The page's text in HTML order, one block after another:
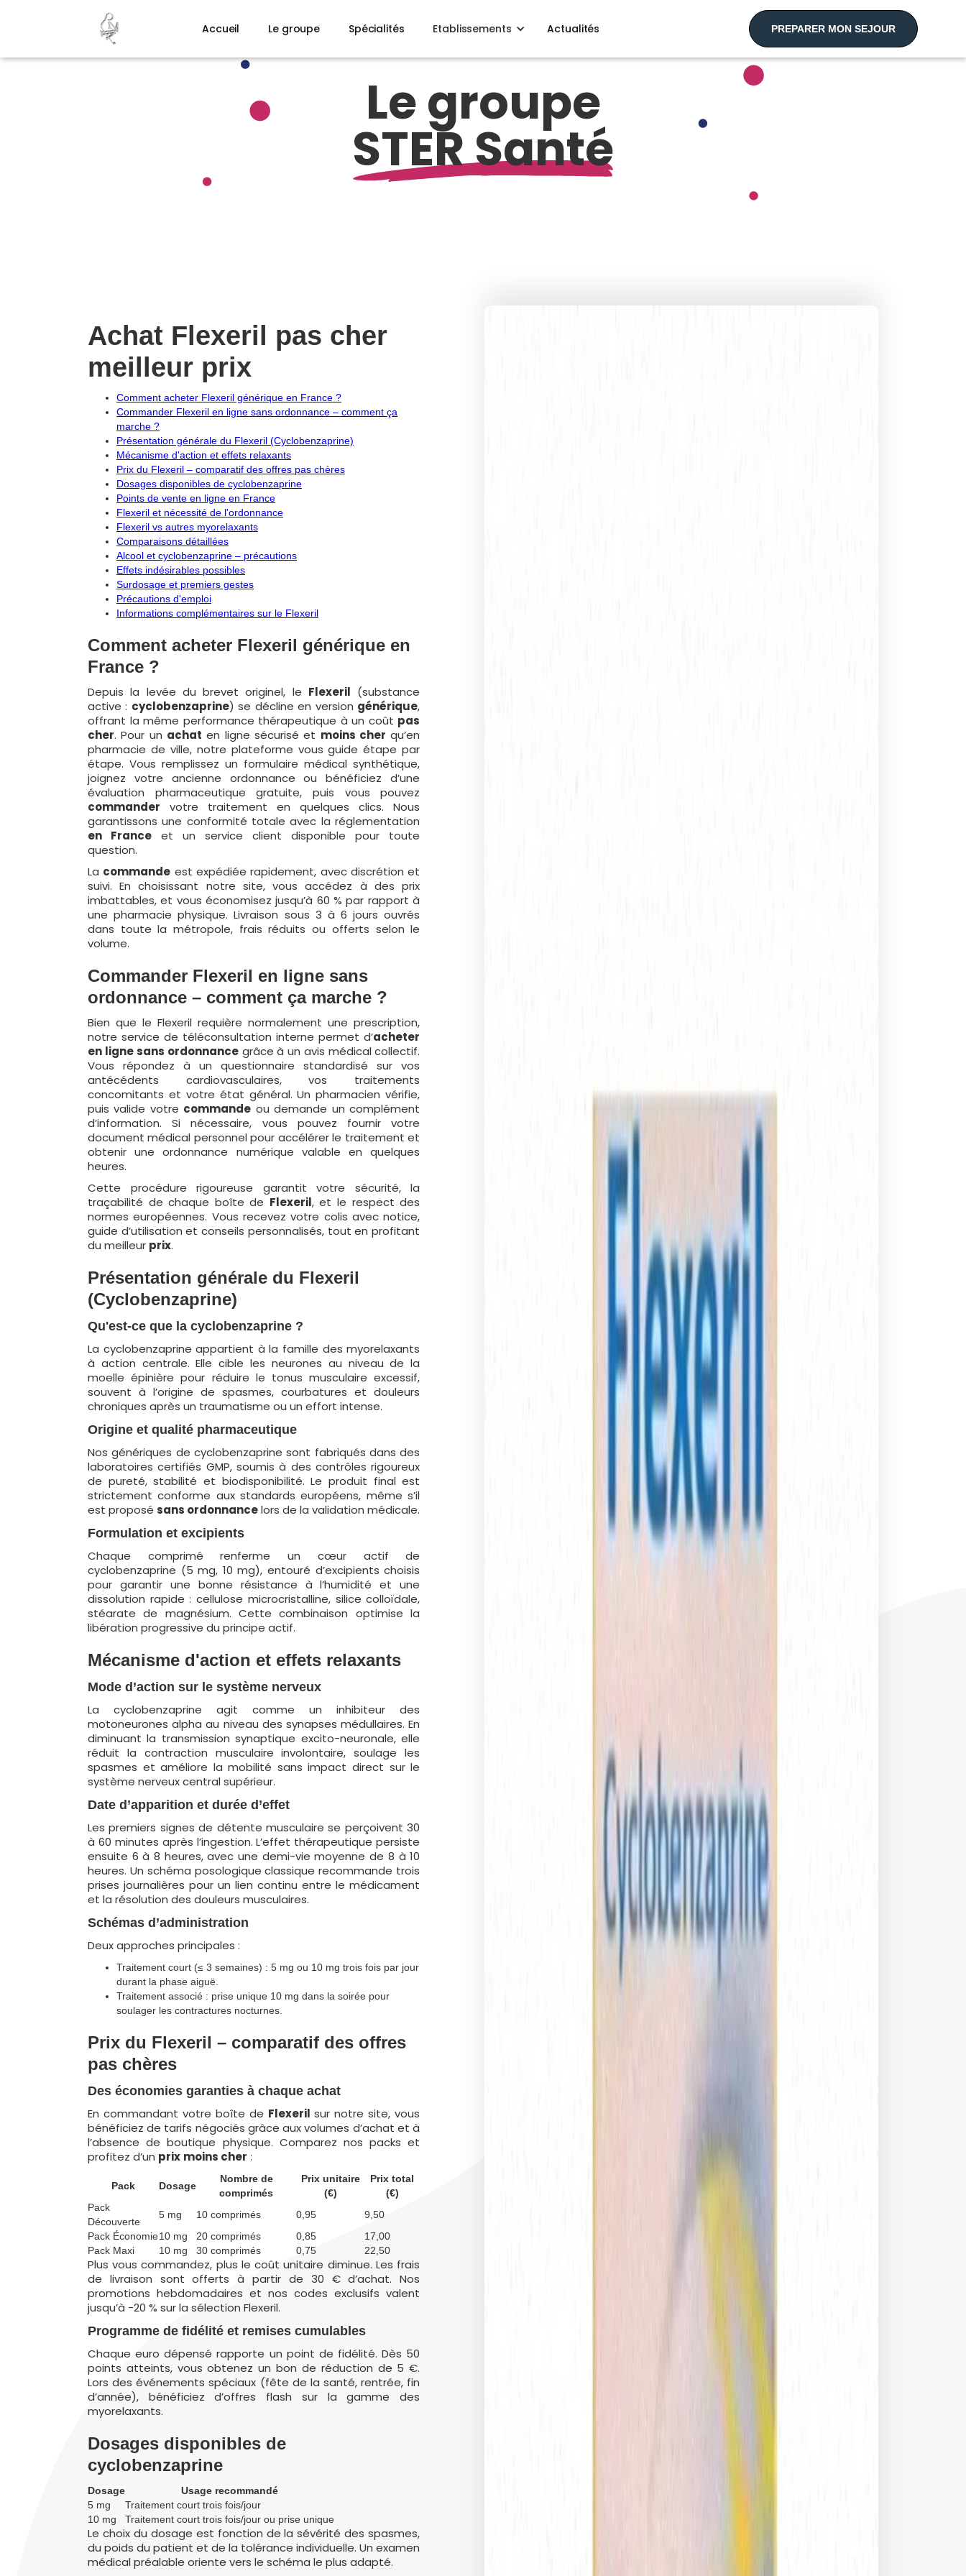
Accueil Le groupe Spécialités Etablissements Actualités PREPARER MON SEJOUR
Le groupe
STER Santé
Achat Flexeril pas cher
meilleur prix
Comment acheter Flexeril générique en France ?
Commander Flexeril en ligne sans ordonnance – comment ça
marche ?
Présentation générale du Flexeril (Cyclobenzaprine)
Mécanisme d'action et effets relaxants
Prix du Flexeril – comparatif des offres pas chères
Dosages disponibles de cyclobenzaprine
Points de vente en ligne en France
Flexeril et nécessité de l'ordonnance
Flexeril vs autres myorelaxants
Comparaisons détaillées
Alcool et cyclobenzaprine – précautions
Effets indésirables possibles
Surdosage et premiers gestes
Précautions d'emploi
Informations complémentaires sur le Flexeril
Comment acheter Flexeril générique en
France ?
Depuis la levée du brevet originel, le Flexeril (substance
active : cyclobenzaprine) se décline en version générique,
offrant la même performance thérapeutique à un coût pas
cher. Pour un achat en ligne sécurisé et moins cher qu’en
pharmacie de ville, notre plateforme vous guide étape par
étape. Vous remplissez un formulaire médical synthétique,
joignez votre ancienne ordonnance ou bénéficiez d’une
évaluation pharmaceutique gratuite, puis vous pouvez
commander votre traitement en quelques clics. Nous
garantissons une conformité totale avec la réglementation
en France et un service client disponible pour toute
question.
La commande est expédiée rapidement, avec discrétion et
suivi. En choisissant notre site, vous accédez à des prix
imbattables, et vous économisez jusqu’à 60 % par rapport à
une pharmacie physique. Livraison sous 3 à 6 jours ouvrés
dans toute la métropole, frais réduits ou offerts selon le
volume.
Commander Flexeril en ligne sans
ordonnance – comment ça marche ?
Bien que le Flexeril requière normalement une prescription,
notre service de téléconsultation interne permet d’acheter
en ligne sans ordonnance grâce à un avis médical collectif.
Vous répondez à un questionnaire standardisé sur vos
antécédents cardiovasculaires, vos traitements
concomitants et votre état général. Un pharmacien vérifie,
puis valide votre commande ou demande un complément
d’information. Si nécessaire, vous pouvez fournir votre
document médical personnel pour accélérer le traitement et
obtenir une ordonnance numérique valable en quelques
heures.
Cette procédure rigoureuse garantit votre sécurité, la
traçabilité de chaque boîte de Flexeril, et le respect des
normes européennes. Vous recevez votre colis avec notice,
guide d’utilisation et conseils personnalisés, tout en profitant
du meilleur prix.
Présentation générale du Flexeril
(Cyclobenzaprine)
Qu'est-ce que la cyclobenzaprine ?
La cyclobenzaprine appartient à la famille des myorelaxants
à action centrale. Elle cible les neurones au niveau de la
moelle épinière pour réduire le tonus musculaire excessif,
souvent à l’origine de spasmes, courbatures et douleurs
chroniques après un traumatisme ou un effort intense.
Origine et qualité pharmaceutique
Nos génériques de cyclobenzaprine sont fabriqués dans des
laboratoires certifiés GMP, soumis à des contrôles rigoureux
de pureté, stabilité et biodisponibilité. Le produit final est
strictement conforme aux standards européens, même s’il
est proposé sans ordonnancelors de la validation médicale.
Formulation et excipients
Chaque comprimé renferme un cœur actif de
cyclobenzaprine (5 mg, 10 mg), entouré d’excipients choisis
pour garantir une bonne résistance à l’humidité et une
dissolution rapide : cellulose microcristalline, silice colloïdale,
stéarate de magnésium. Cette combinaison optimise la
libération progressive du principe actif.
Mécanisme d'action et effets relaxants
Mode d’action sur le système nerveux
La cyclobenzaprine agit comme un inhibiteur des
motoneurones alpha au niveau des synapses médullaires. En
diminuant la transmission synaptique excito-neuronale, elle
réduit la contraction musculaire involontaire, soulage les
spasmes et améliore la mobilité sans impact direct sur le
système nerveux central supérieur.
Date d’apparition et durée d’effet
Les premiers signes de détente musculaire se perçoivent 30
à 60 minutes après l’ingestion. L’effet thérapeutique persiste
ensuite 6 à 8 heures, avec une demi-vie moyenne de 8 à 10
heures. Un schéma posologique classique recommande trois
prises journalières pour un lien continu entre le médicament
et la résolution des douleurs musculaires.
Schémas d’administration
Deux approches principales :
Traitement court (≤ 3 semaines) : 5 mg ou 10 mg trois fois par jour
durant la phase aiguë.
Traitement associé : prise unique 10 mg dans la soirée pour
soulager les contractures nocturnes.
Prix du Flexeril – comparatif des offres
pas chères
Des économies garanties à chaque achat
En commandant votre boîte de Flexeril sur notre site, vous
bénéficiez de tarifs négociés grâce aux volumes d’achat et à
l’absence de boutique physique. Comparez nos packs et
profitez d’un prix moins cher :
Pack Dosage
Nombre de
comprimés
Prix unitaire
(€)
Prix total
(€)
Pack
Découverte
5 mg 10 comprimés 0,95
9,50
Pack Économie10 mg 20 comprimés 0,85
17,00
Pack Maxi
10 mg 30 comprimés 0,75 22,50
Plus vous commandez, plus le coût unitaire diminue. Les frais
de livraison sont offerts à partir de 30 € d’achat. Nos
promotions hebdomadaires et nos codes exclusifs valent
jusqu’à -20 % sur la sélection Flexeril.
Programme de fidélité et remises cumulables
Chaque euro dépensé rapporte un point de fidélité. Dès 50
points atteints, vous obtenez un bon de réduction de 5 €.
Lors des événements spéciaux (fête de la santé, rentrée, fin
d’année), bénéficiez d’offres flash sur la gamme des
myorelaxants.
Dosages disponibles de
cyclobenzaprine
Dosage
Usage recommandé
5 mg
Traitement court trois fois/jour
10 mg
Traitement court trois fois/jour ou prise unique
Le choix du dosage est fonction de la sévérité des spasmes,
du poids du patient et de la tolérance individuelle. Un examen
médical préalable oriente vers le schéma le plus adapté.